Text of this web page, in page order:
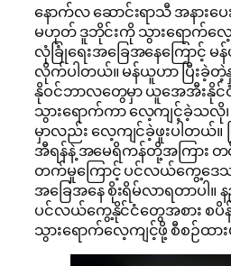
နောက်လ ဆောင်းရာသီ အနားပေး
မဟုတ် ဒူဘိုင်းကို သွားရောက်လ
လုံခြုံရေးအခြေအနေကြောင့်
လိုက်ပါတယ်။ မန်ယူဟာ ပြီးခဲ့တဲ့နှ
နိုဝင်ဘာလတွေမှာ ယူအေအီးနိုင်
သွားရောက်ကာ ‌လေ့ကျင့်ခဲ့သလို
မှာလည်း လေ့ကျင်ခဲ့ဖူးပါတယ်
အီရန်နဲ့ အမေရိကန်တို့အကြား တင်
တက်မှုကြောင့် ပင်လယ်ကွေ့ဒေသ
အခြေအနေ စိုးရိမ်လာရတာပါ။
ပင်လယ်ကွေ့နိုင်ငံတွေအစား စပိ
သွားရောက်လေ့ကျင့်ဖို့ စီစဉ်ထာ